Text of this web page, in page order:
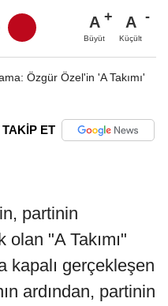
A
Büyüt
A
Küçült
TAKİP ET
partinin
"A Takımı"
kapalı gerçekleşen
ardından, partinin